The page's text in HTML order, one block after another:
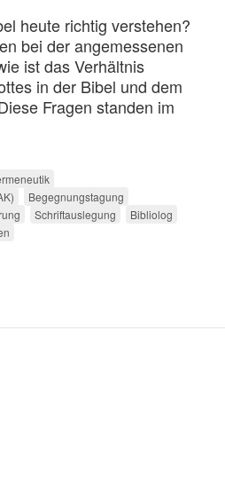
heute richtig verstehen?
bei der angemessenen
ist das Verhältnis
in der Bibel und dem
Fragen standen im
Begegnungstagung
Schriftauslegung
Bibliolog